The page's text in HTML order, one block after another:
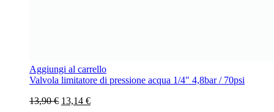
Aggiungi al carrello
Valvola limitatore di pressione acqua 1/4" 4,8bar / 70psi
13,90 € 13,14 €